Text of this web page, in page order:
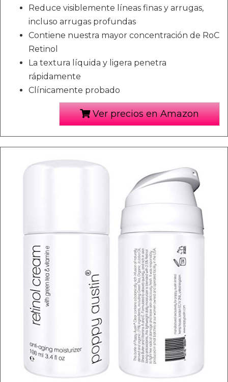
Reduce visiblemente líneas finas y arrugas,
incluso arrugas profundas
Contiene nuestra mayor concentración de RoC
Retinol
La textura líquida y ligera penetra
rápidamente
Clínicamente probado
Ver precios en Amazon